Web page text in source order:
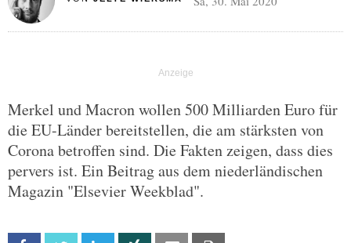
Merkel und Macron wollen 500 Milliarden Euro für
die EU-Länder bereitstellen, die am stärksten von
Corona betroffen sind. Die Fakten zeigen, dass dies
pervers ist. Ein Beitrag aus dem niederländischen
Magazin "Elsevier Weekblad".